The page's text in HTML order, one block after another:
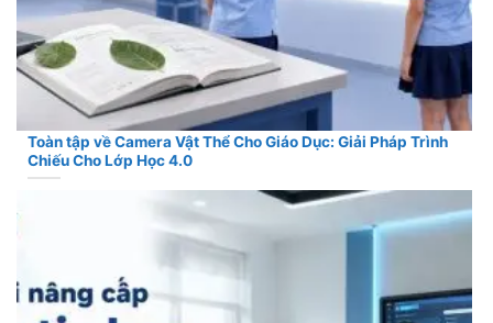
Toàn tập về Camera Vật Thể Cho Giáo Dục: Giải Pháp Trình
Chiếu Cho Lớp Học 4.0